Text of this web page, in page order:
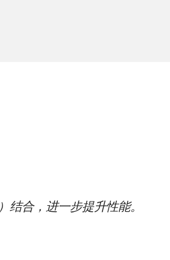
）结合，进一步提升性能。